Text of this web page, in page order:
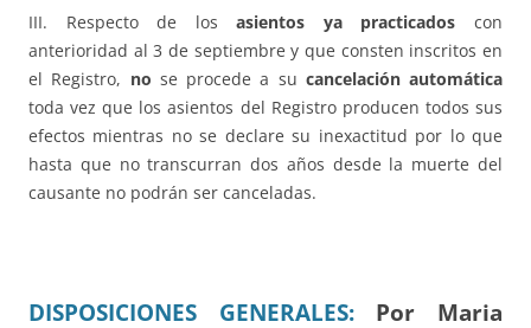
III. Respecto de losasientos ya practicados con
anterioridad al 3 de septiembre y que consten inscritos en
el Registro, no se procede a su cancelación automática
toda vez que los asientos del Registro producen todos sus
efectos mientras no se declare su inexactitud por lo que
hasta que no transcurran dos años desde la muerte del
causante no podrán ser canceladas.
DISPOSICIONES GENERALES:
Por Maria